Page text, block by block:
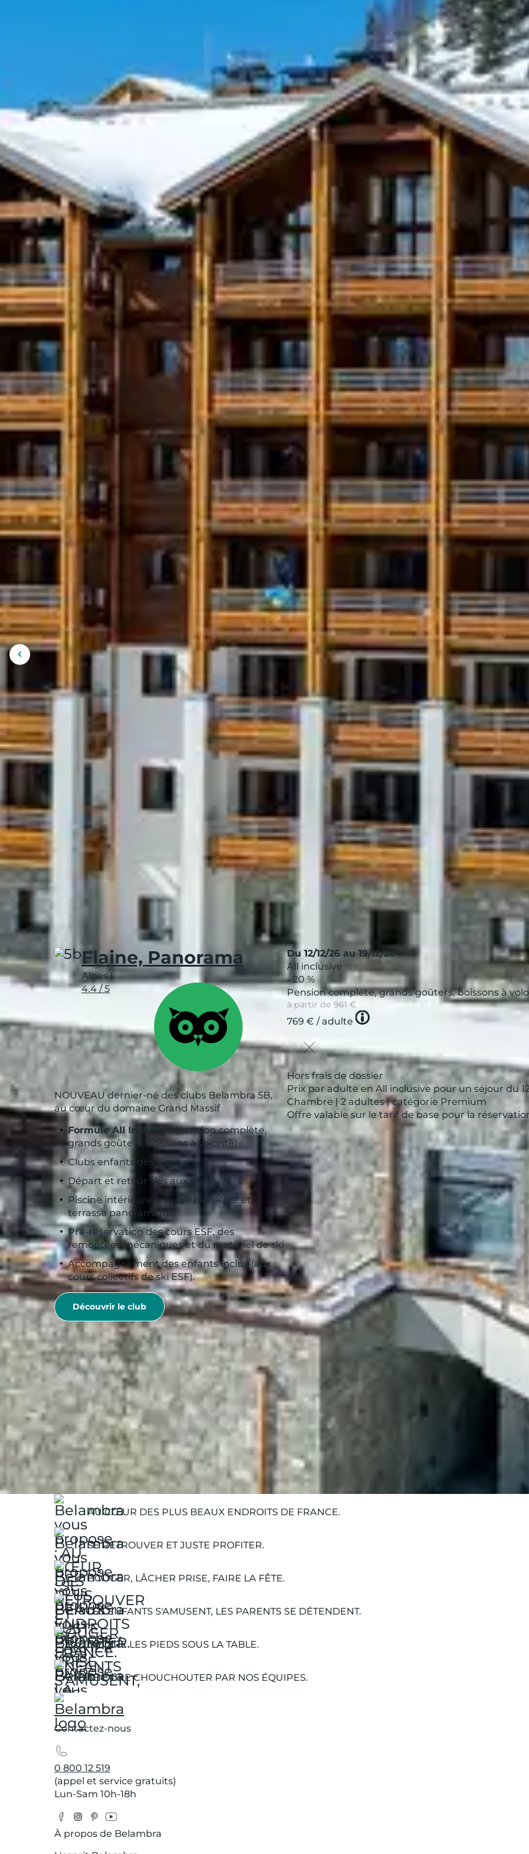
FLAINE, UNE STATION QUI VIT
NUIT
Quand les pistes ferment, Flaine ne s’endort pas : la station se transforme en un véritable
entre amis ou en couple, vous trouverez toujours une activité pour prolonger la magie des
LES SOIRÉES FESTIVES ET
Concerts et spectacles : la programmation de Flaine varie entre concerts live, DJ sets, soirées
Centre d’Art et Auditorium
: la culture est au rendez-vous avec des expositions, pièces de
Cinéma
: idéal pour une soirée détente en famille ou entre amis
APRÈS-SKI
CONVIVIAL DANS
LA STATION
Bars et pubs
: installez-vous autour d’un verre et partagez
un moment chaleureux.
Restaurants savoyards
: fondues, raclettes et spécialités
locales réchauffent les cœurs après une journée de glisse.
Patinoire et bowling: parfaits pour prolonger la journée
avec une activité ludique
VIVEZ
NUIT
Pour les amateurs
savoyard,
Balades en
ou encoredescente
spéciaux
LES SOIRÉES BELAMBRA
, vos soirées sont animées sans même quitter le
Animations conviviales
: jeux, tournois, karaokés, soirées dansantes et spectacles organisés
Retours ski festifs
: goûters gourmands, boissons incluses et ambiance musicale pour
Clubs enfants
: veillées et activités en soirée pour que les plus jeunes s’amusent pendant que
Afficher
précédente
Flaine, Panorama
Alpes|
4.4 / 5
NOUVEAU dernier-né des clubs Belambra 5B,
au cœur du domaine Grand Massif
Formule All Inclusive(pension complète,
grands goûters, boissons à volonté)
Clubs enfants dès 4 mois
Départ et retour skis aux pieds
Piscine intérieure, espace bien-être et
terrasse panoramique
Pré-réservation des cours ESF, des
remontées mécaniques et du matériel de ski
Accompagnement des enfants inclus (aux
cours collectifs de ski ESF).
Du 12/12/26 au 19/12/26
All inclusive
- 20 %
Pension complète, grands goûters, boissons à
à partir de 961 €
769 € / adulte Tooltip
Hors frais de dossier
Prix par adulte en All inclusive pour un séjour du
Chambre | 2 adultes | catégorie Premium
Offre valable sur le tarif de base pour la
Découvrir le club
Belambra Clubs
Guides Vacances
Guides Destinations
flaine
Flaine | Activités hiver
Flaine | Animations & soirées
AU CŒUR DES PLUS BEAUX ENDROITS DE FRANCE.
SE RETROUVER ET JUSTE PROFITER.
BOUGER, LÂCHER PRISE, FAIRE LA FÊTE.
LES ENFANTS S'AMUSENT, LES PARENTS SE DÉTENDENT.
METTRE LES PIEDS SOUS LA TABLE.
SE FAIRE CHOUCHOUTER PAR NOS ÉQUIPES.
Contactez-nous
0 800 12 519
(appel et service gratuits)
Lun-Sam 10h-18h
Facebook
Instagram
Pinterest
YouTube
À propos de Belambra